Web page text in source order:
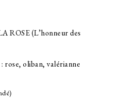
ROSE (L’honneur des
rose, oliban, valérianne